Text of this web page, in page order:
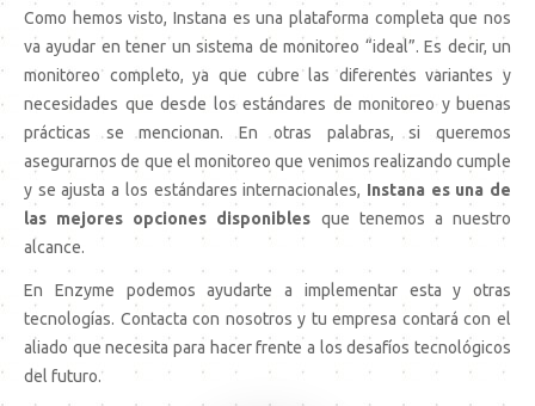
Como hemos visto, Instana es una plataforma completa que nos
va ayudar en tener un sistema de monitoreo “ideal”. Es decir, un
monitoreo completo, ya que cubre las diferentes variantes y
necesidades que desde los estándares de monitoreo y buenas
prácticas se mencionan. En otras palabras, si queremos
asegurarnos de que el monitoreo que venimos realizando cumple
y se ajusta a los estándares internacionales, Instana es una de
las mejores opciones disponibles que tenemos a nuestro
alcance.
En Enzyme podemos ayudarte a implementar esta y otras
tecnologías. Contacta con nosotros y tu empresa contará con el
aliado que necesita para hacer frente a los desafíos tecnológicos
del futuro.